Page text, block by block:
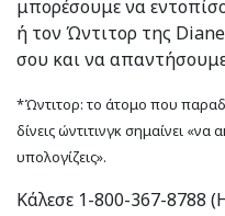
μπορέσουμε να
ή τον Ώντιτορ της
σου και να
*Ώντιτορ: το άτομο που
δίνεις ώντιτινγκ σημαίνει
υπολογίζεις».
Κάλεσε 1-800-367-8788